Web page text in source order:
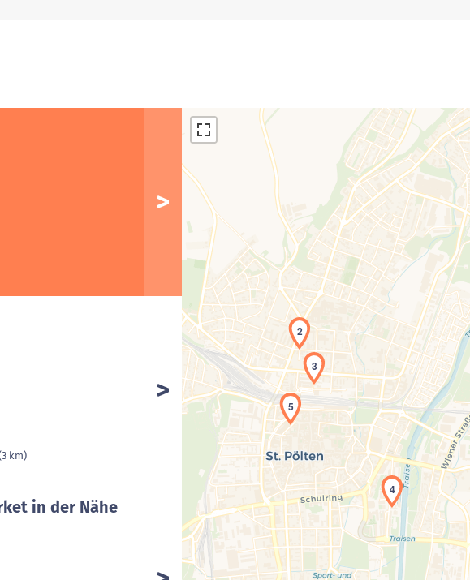
km)
in der Nähe
Laden der Karte...
2
3
4
5